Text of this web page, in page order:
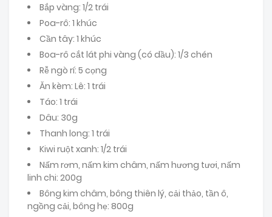
Bắp vàng: 1/2 trái
Poa-rô: 1 khúc
Cần tây: 1 khúc
Boa-rô cắt lát phi vàng (có dầu): 1/3 chén
Rễ ngò rí: 5 cọng
Ăn kèm: Lê: 1 trái
Táo: 1 trái
Dâu: 30g
Thanh long: 1 trái
Kiwi ruột xanh: 1/2 trái
Nấm rơm, nấm kim châm, nấm hương tươi, nấm
linh chi: 200g
Bông kim châm, bông thiên lý, cải thảo, tần ô,
ngồng cải, bông hẹ: 800g